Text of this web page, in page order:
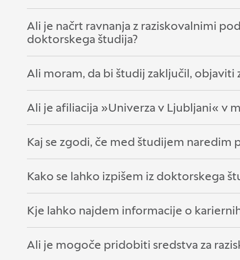
Odpri razdelek:
Zapri razdelek:
Ali je načrt ravnanja z raziskovalnimi
doktorskega študija?
Odpri razdelek:
Zapri razdelek:
Ali moram, da bi študij zaključil, objaviti
Odpri razdelek:
Zapri razdelek:
Ali je afiliacija »Univerza v Ljubljani« v
Odpri razdelek:
Zapri razdelek:
Kaj se zgodi, če med študijem naredim
Odpri razdelek:
Zapri razdelek:
Kako se lahko izpišem iz doktorskega
Odpri razdelek:
Zapri razdelek:
Kje lahko najdem informacije o
Odpri razdelek:
Zapri razdelek:
Ali je mogoče pridobiti sredstva za